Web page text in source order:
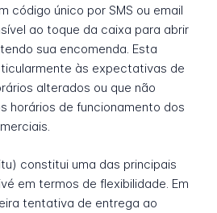
código único por SMS ou email
ao toque da caixa para abrir
sua encomenda. Esta
às expectativas de
alterados ou que não
horários de funcionamento dos
constitui uma das principais
em termos de flexibilidade. Em
tentativa de entrega ao